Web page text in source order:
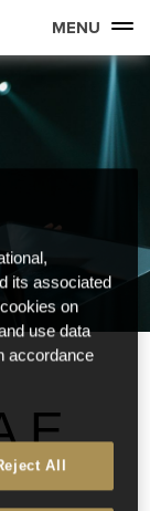
MENU
E
its associated
on
use data
accordance
All